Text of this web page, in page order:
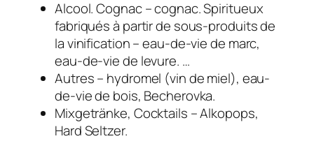
Alcool. Cognac – cognac. Spiritueux
fabriqués à partir de sous-produits de
la vinification – eau-de-vie de marc,
eau-de-vie de levure. …
Autres – hydromel (vin de miel), eau-
de-vie de bois, Becherovka.
Mixgetränke, Cocktails – Alkopops,
Hard Seltzer.